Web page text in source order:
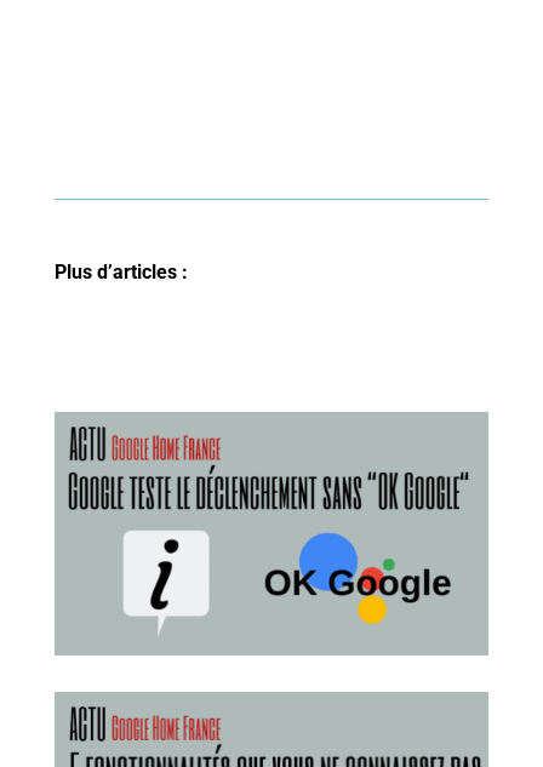
Plus d’articles :